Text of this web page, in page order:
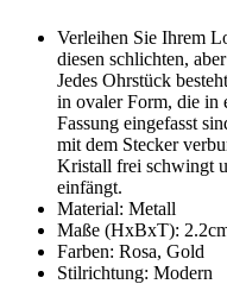
Verleihen Sie Ihrem
diesen schlichten,
Jedes Ohrstück
in ovaler Form, die in
Fassung eingefasst
mit dem Stecker
Kristall frei schwingt
einfängt.
Material: Metall
Maße (HxBxT):
Farben: Rosa, Gold
Stilrichtung: Modern